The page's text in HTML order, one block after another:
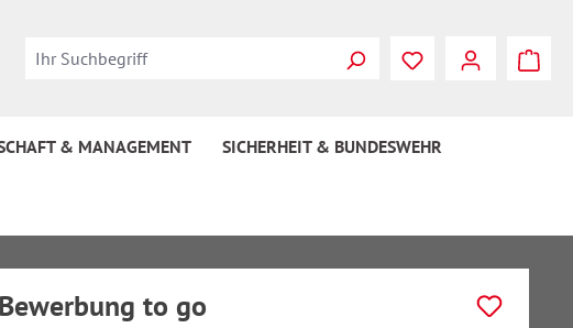
& MANAGEMENT SICHERHEIT & BUNDESWEHR
Bewerbung to go